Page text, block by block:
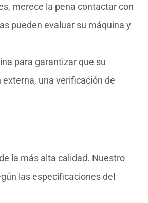
merece la pena contactar con
pueden evaluar su máquina y
para garantizar que su
una verificación de
la más alta calidad. Nuestro
las especificaciones del